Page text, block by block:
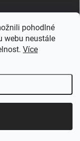
pohodlné
webu neustále
Více